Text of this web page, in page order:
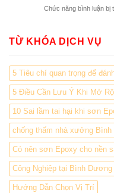
Chức năng bình luận bị
TỪ KHÓA DỊCH VỤ
5 Tiêu chí quan trọng để
5 Điều Cần Lưu Ý Khi Mở
10 Sai lầm tai hại khi sơn
chống thấm nhà xưởng
Có nên sơn Epoxy cho nền
Công Nghiệp tại Bình Dương
Hướng Dẫn Chọn Vị Trí